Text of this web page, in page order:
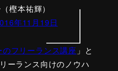
樫本祐輝）
年11月19日
フリーランス講座 」と
ーランス向けのノウハ